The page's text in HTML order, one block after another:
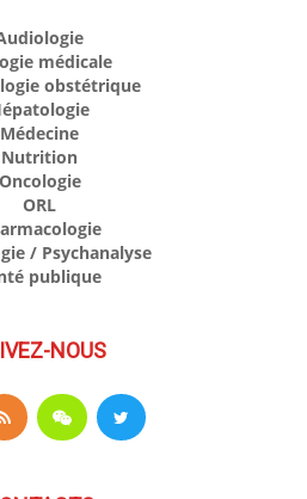
médicale
obstétrique
Médecine
Nutrition
Oncologie
ORL
/ Psychanalyse
publique
NOUS